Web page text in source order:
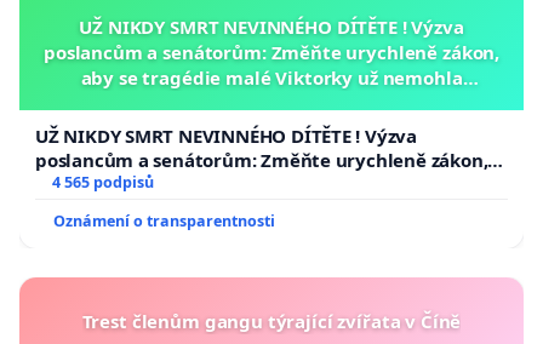
UŽ NIKDY SMRT NEVINNÉHO DÍTĚTE ! Výzva
poslancům a senátorům: Změňte urychleně zákon,
aby se tragédie malé Viktorky už nemohla
UŽ NIKDY SMRT NEVINNÉHO DÍTĚTE ! Výzva
poslancům a senátorům: Změňte urychleně zákon,
aby se tragédie malé Viktorky už nemohla opakovat!
4 565 podpisů
Oznámení o transparentnosti
Trest členům gangu týrající zvířata v Číně